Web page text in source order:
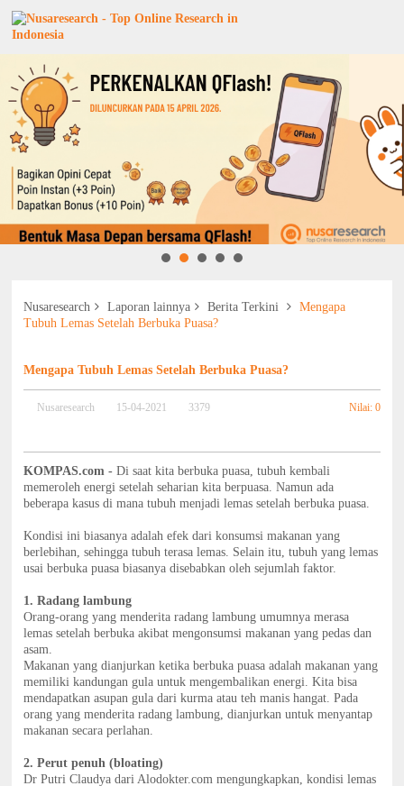
Nusaresearch Laporan lainnya Berita Terkini
Mengapa
Tubuh Lemas Setelah Berbuka Puasa?
Mengapa Tubuh Lemas Setelah Berbuka Puasa?
Nusaresearch 15-04-2021 3379 Nilai: 0
KOMPAS.com - Di saat kita berbuka puasa, tubuh kembali
memeroleh energi setelah seharian kita berpuasa. Namun ada
beberapa kasus di mana tubuh menjadi lemas setelah berbuka puasa.
Kondisi ini biasanya adalah efek dari konsumsi makanan yang
berlebihan, sehingga tubuh terasa lemas. Selain itu, tubuh yang lemas
usai berbuka puasa biasanya disebabkan oleh sejumlah faktor.
1. Radang lambung
Orang-orang yang menderita radang lambung umumnya merasa
lemas setelah berbuka akibat mengonsumsi makanan yang pedas dan
asam.
Makanan yang dianjurkan ketika berbuka puasa adalah makanan yang
memiliki kandungan gula untuk mengembalikan energi. Kita bisa
mendapatkan asupan gula dari kurma atau teh manis hangat. Pada
orang yang menderita radang lambung, dianjurkan untuk menyantap
makanan secara perlahan.
2. Perut penuh (bloating)
Dr Putri Claudya dari Alodokter.com mengungkapkan, kondisi lemas